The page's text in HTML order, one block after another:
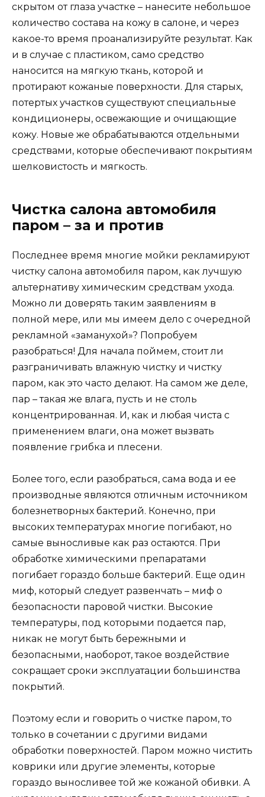
скрытом от глаза участке – нанесите небольшое
количество состава на кожу в салоне, и через
какое-то время проанализируйте результат. Как
и в случае с пластиком, само средство
наносится на мягкую ткань, которой и
протирают кожаные поверхности. Для старых,
потертых участков существуют специальные
кондиционеры, освежающие и очищающие
кожу. Новые же обрабатываются отдельными
средствами, которые обеспечивают покрытиям
шелковистость и мягкость.
Чистка салона автомобиля
паром – за и против
Последнее время многие мойки рекламируют
чистку салона автомобиля паром, как лучшую
альтернативу химическим средствам ухода.
Можно ли доверять таким заявлениям в
полной мере, или мы имеем дело с очередной
рекламной «заманухой»? Попробуем
разобраться! Для начала поймем, стоит ли
разграничивать влажную чистку и чистку
паром, как это часто делают. На самом же деле,
пар – такая же влага, пусть и не столь
концентрированная. И, как и любая чиста с
применением влаги, она может вызвать
появление грибка и плесени.
Более того, если разобраться, сама вода и ее
производные являются отличным источником
болезнетворных бактерий. Конечно, при
высоких температурах многие погибают, но
самые выносливые как раз остаются. При
обработке химическими препаратами
погибает гораздо больше бактерий. Еще один
миф, который следует развенчать – миф о
безопасности паровой чистки. Высокие
температуры, под которыми подается пар,
никак не могут быть бережными и
безопасными, наоборот, такое воздействие
сокращает сроки эксплуатации большинства
покрытий.
Поэтому если и говорить о чистке паром, то
только в сочетании с другими видами
обработки поверхностей. Паром можно чистить
коврики или другие элементы, которые
гораздо выносливее той же кожаной обивки. А